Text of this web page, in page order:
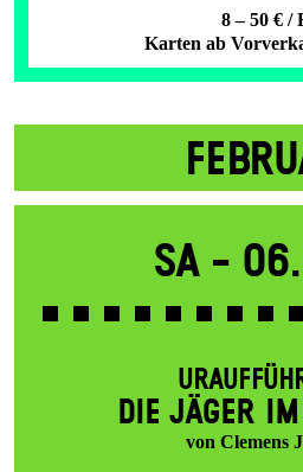
8 – 50 € /
Karten ab
Sa -
DIE JÄGER
von Clemens